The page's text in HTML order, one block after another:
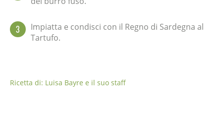
3
Impiatta e condisci con il Regno di Sardegna al
Tartufo.
Ricetta di: Luisa Bayre e il suo staff